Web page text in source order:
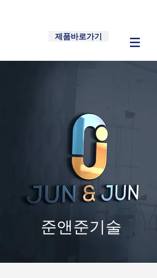
제품바로가기
준앤준기술